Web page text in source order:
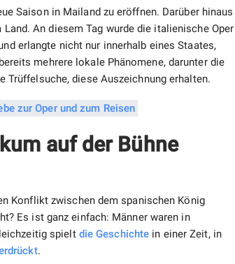
Saison in Mailand zu eröffnen. Darüber hinaus
An diesem Tag wurde die italienische Oper
erlangte nicht nur innerhalb eines Staates,
mehrere lokale Phänomene, darunter die
Trüffelsuche, diese Auszeichnung erhalten.
auf der Bühne
Konflikt zwischen dem spanischen König
Es ist ganz einfach: Männer waren in
spielt die Geschichte in einer Zeit, in
.